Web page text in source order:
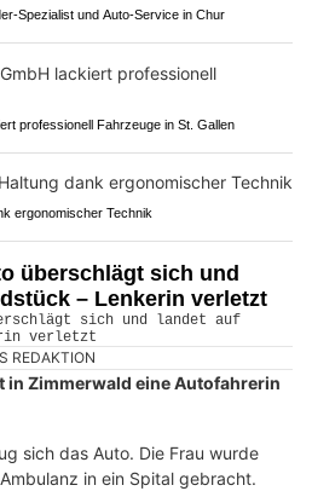
Spezialist und Auto-Service in Chur
professionell Fahrzeuge in St. Gallen
ergonomischer Technik
überschlägt sich und
– Lenkerin verletzt
REDAKTION
Zimmerwald eine Autofahrerin
sich das Auto. Die Frau wurde
in ein Spital gebracht.